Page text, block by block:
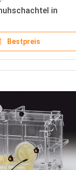
in
Bestpreis